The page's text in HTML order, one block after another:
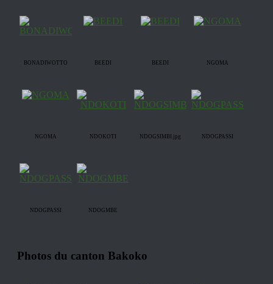
BONADIWOTTO BEEDI BEEDI NGOMA
NGOMA NDOKOTI NDOGSIMBI.jpg NDOGPASSI
NDOGPASSI NDOGMBE
Photos du canton Bakoko